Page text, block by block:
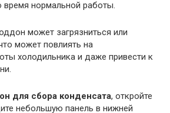
нормальной работы.
может загрязниться или
может повлиять на
холодильника и даже привести к
для сбора конденсата, откройте
небольшую панель в нижней